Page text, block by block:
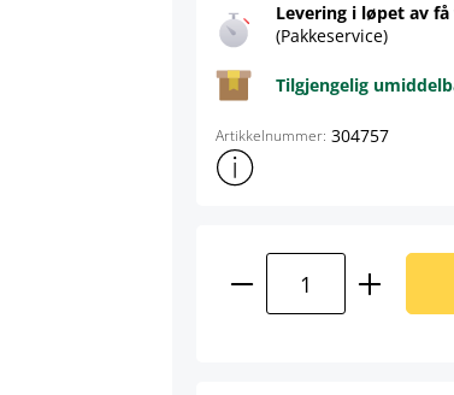
Levering i løpet av
(Pakkeservice)
Tilgjengelig
Artikkelnummer: 304757
Vis mer produktinformasjon